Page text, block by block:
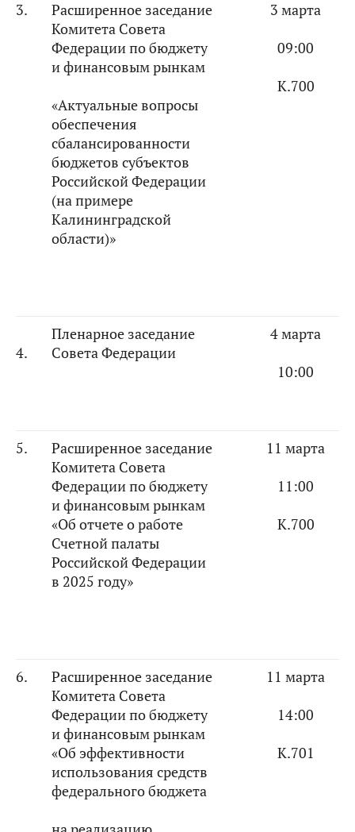
3.
Расширенное заседание
Комитета Совета
Федерации по бюджету
и финансовым рынкам
«Актуальные вопросы
обеспечения
сбалансированности
бюджетов субъектов
Российской Федерации
(на примере
Калининградской
области)»
3 марта
09:00
К.700
4.
Пленарное заседание
Совета Федерации
4 марта
10:00
5.
Расширенное заседание
Комитета Совета
Федерации по бюджету
и финансовым рынкам
«Об отчете о работе
Счетной палаты
Российской Федерации
в 2025 году»
11 марта
11:00
К.700
6.
Расширенное заседание
Комитета Совета
Федерации по бюджету
и финансовым рынкам
«Об эффективности
использования средств
федерального бюджета
11 марта
14:00
К.701